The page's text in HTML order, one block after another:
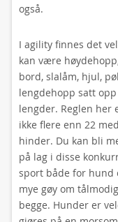
også.
I agility finnes det
kan være
bord, slalåm, hjul,
lengdehopp satt
lengder. Reglen her
ikke flere enn 22
hinder. Du kan bli
på lag i disse
sport både for hund
mye gøy om
begge. Hunder er